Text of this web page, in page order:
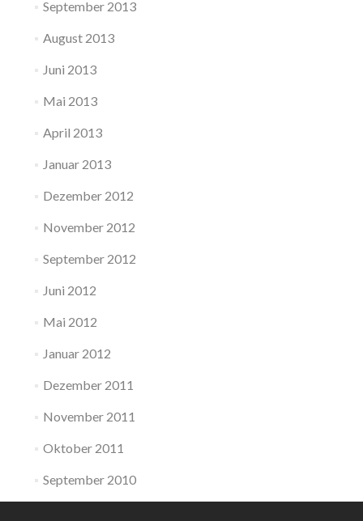
September 2013
August 2013
Juni 2013
Mai 2013
April 2013
Januar 2013
Dezember 2012
November 2012
September 2012
Juni 2012
Mai 2012
Januar 2012
Dezember 2011
November 2011
Oktober 2011
September 2010